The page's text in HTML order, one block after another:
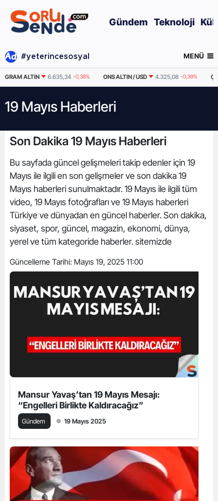
Gündem Teknoloji
#yeterincesosyal MENÜ
GRAM ALTIN 6.635,34 -0,38% ONS ALTIN / USD 4.325,08 -0,39%
19 Mayıs Haberleri
Son Dakika 19 Mayıs Haberleri
Bu sayfada güncel gelişmeleri takip edenler için 19
Mayıs ile ilgili en son gelişmeler ve son dakika 19
Mayıs haberleri sunulmaktadır. 19 Mayıs ile ilgili tüm
video, 19 Mayıs fotoğrafları ve 19 Mayıs haberleri
Türkiye ve dünyadan en güncel haberler. Son dakika,
siyaset, spor, güncel, magazin, ekonomi, dünya,
yerel ve tüm kategoride haberler. sitemizde
Güncelleme Tarihi: Mayıs 19, 2025 11:00
Mansur Yavaş’tan 19 Mayıs Mesajı:
“Engelleri Birlikte Kaldıracağız”
Gündem 19 Mayıs 2025